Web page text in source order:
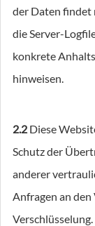
der Daten findet
die Server-
konkrete
hinweisen.
2.2 Diese
Schutz der
anderer
Anfragen an den